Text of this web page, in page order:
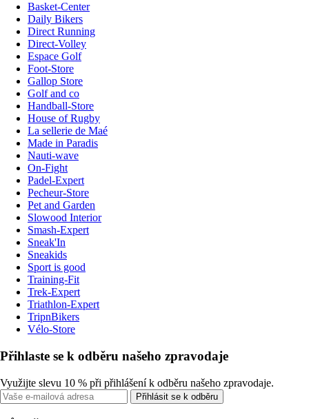
Basket-Center
Daily Bikers
Direct Running
Direct-Volley
Espace Golf
Foot-Store
Gallop Store
Golf and co
Handball-Store
House of Rugby
La sellerie de Maé
Made in Paradis
Nauti-wave
On-Fight
Padel-Expert
Pecheur-Store
Pet and Garden
Slowood Interior
Smash-Expert
Sneak'In
Sneakids
Sport is good
Training-Fit
Trek-Expert
Triathlon-Expert
TripnBikers
Vélo-Store
Přihlaste se k odběru našeho zpravodaje
Využijte slevu 10 % při přihlášení k odběru našeho zpravodaje.
Přihlásit se k odběru